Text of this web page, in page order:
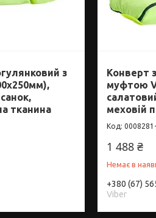
з
тканина
Конверт
муфтою
меховій
1 488 ₴
Немає в
+380 (67)
Viber